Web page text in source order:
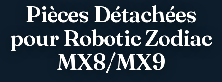
Pièces Détachées
pour Robotic Zodiac
MX8/MX9